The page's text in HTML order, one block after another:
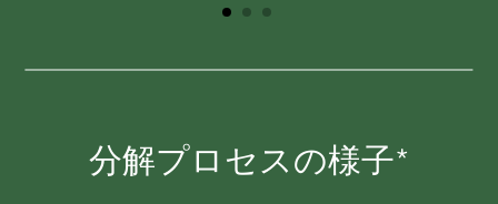
分解プロセスの様子*